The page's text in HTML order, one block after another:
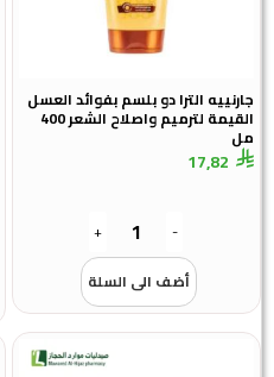
جارنييه الترا دو بلسم بفوائد العسل
القيمة لترميم واصلاح الشعر 400
مل
17,82
-
+
أضف الى السلة